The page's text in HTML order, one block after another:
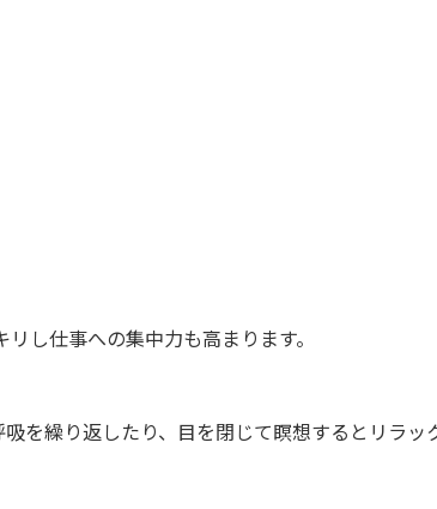
仕事への集中力も高まります。
繰り返したり、目を閉じて瞑想するとリラッ